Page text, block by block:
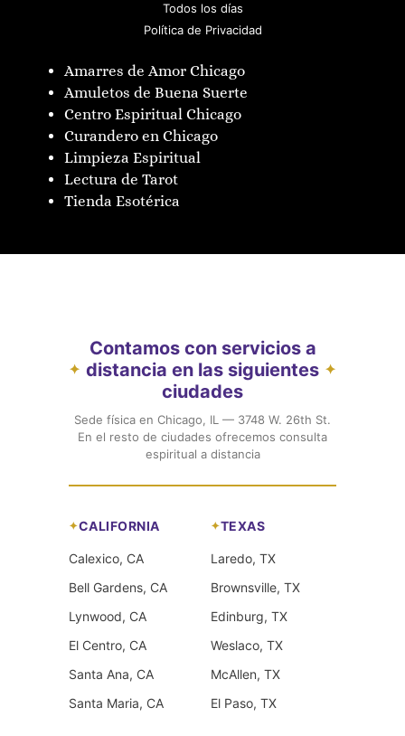
Todos los días
Política de Privacidad
Amarres de Amor Chicago
Amuletos de Buena Suerte
Centro Espiritual Chicago
Curandero en Chicago
Limpieza Espiritual
Lectura de Tarot
Tienda Esotérica
✦
Contamos con servicios a
distancia en las siguientes
ciudades
✦
Sede física en Chicago, IL — 3748 W. 26th St.
En el resto de ciudades ofrecemos consulta
espiritual a distancia
CALIFORNIA
Calexico, CA
Bell Gardens, CA
Lynwood, CA
El Centro, CA
Santa Ana, CA
Santa Maria, CA
TEXAS
Laredo, TX
Brownsville, TX
Edinburg, TX
Weslaco, TX
McAllen, TX
El Paso, TX